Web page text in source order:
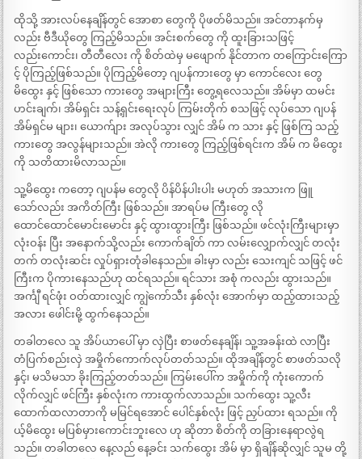
ထိုသို့ အားလပ်နေချိန်တွင် အောစာ တွေကို ပိုဖတ်မိသည်။ အင်တာနက်မှ
လည်း ဗီဒီယိုတွေ ကြည့်မိသည်။ အင်းစက်တွေ ကို ထူးခြားသဖြင့်
လည်းကောင်း၊ တီတီလေး ကို စိတ်ထဲမှ မဖျောက် နိုင်တာက တကြောင်းကြော
င့် ပိုကြည့်ဖြစ်သည်။ ပိုကြည့်မိတော့ ဂျပန်ကားတွေ မှာ ကောင်လေး တွေ
မိထွေး နှင့် ဖြစ်သော ကားတွေ အများကြီး တွေ့ရလေသည်။ အိမ်မှာ ထမင်း
ဟင်းချက်၊ အိမ်ရှင်း သန့်ရှင်းရေးလုပ် ကြမ်းတိုက် စသဖြင့် လုပ်သော ဂျပန်
အိမ်ရှင်မ များ၊ ယောက်ျား အလုပ်သွား လျှင် အိမ် က သား နှင့် ဖြစ်ကြ သည့်
ကားတွေ အလွန်များသည်။ အဲလို ကားတွေ ကြည့်ဖြစ်ရင်းက အိမ် က မိထွေး
ကို သတိထားမိလာသည်။
သူ့မိထွေး ကတော့ ဂျပန်မ တွေလို ပိန်ပိန်ပါးပါး မဟုတ် အသားက ဖြူ
သော်လည်း အကိတ်ကြီး ဖြစ်သည်။ အာရပ်မ ကြီးတွေ လို
ထောင်ထောင်မောင်းမောင်း နှင့် ထွားထွားကြီး ဖြစ်သည်။ ဖင်လုံးကြီးများမှာ
လုံးဝန်း ပြီး အနောက်သို့လည်း ကောက်ချိတ် ကာ လမ်းလျှောက်လျှင် တလုံး
တက် တလုံးဆင်း လှုပ်ရှားတုံခါနေသည်။ ခါးမှာ လည်း သေးကျင် သဖြင့် ဖင်
ကြီးက ပိုကားနေသည်ဟု ထင်ရသည်။ ရင်သား အစုံ ကလည်း ထွားသည်။
အင်္ကျီ ရင်ဖုံး ဝတ်ထားလျှင် ကျွဲကော်သီး နှစ်လုံး အောက်မှာ ထည့်ထားသည့်
အလား ဖေါင်းမို့ ထွက်နေသည်။
တခါတလေ သူ အိပ်ယာပေါ် မှာ လှဲပြီး စာဖတ်နေချိန်၊ သူ့အခန်းထဲ လာပြီး
တံပြက်စည်းလှဲ အမှိုက်ကောက်လုပ်တတ်သည်။ ထိုအချိန်တွင် စာဖတ်သလို
နှင့်၊ မသိမသာ ခိုးကြည့်တတ်သည်။ ကြမ်းပေါ်က အမှိုက်ကို ကုံးကောက်
လိုက်လျှင် ဖင်ကြီး နှစ်လုံးက ကားထွက်လာသည်။ သက်ထွေး သူ့လီး
ထောက်ထလာတာကို မမြင်ရအောင် ပေါင်နှစ်လုံး ဖြင့် ညှပ်ထား ရသည်။ ကို
ယ့်မိထွေး မပြစ်မှားကောင်းဘူးလေ ဟု ဆိုတာ စိတ်ကို တခြားနေရာလွဲရ
သည်။ တခါတလေ နေ့လည် နေ့ခင်း သက်ထွေး အိမ် မှာ ရှိချိန်ဆိုလျှင် သူမ တို့